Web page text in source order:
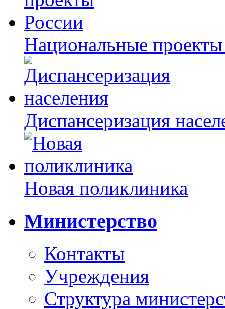
Национальные
Диспансеризация
Новая поликлиника
Министерство
Контакты
Учреждения
Структура